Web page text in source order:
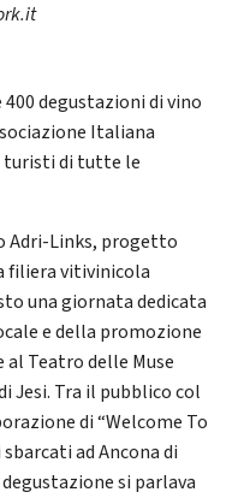
degustazioni di vino
Italiana
turisti di tutte le
Adri-Links, progetto
filiera vitivinicola
una giornata dedicata
e della promozione
Teatro delle Muse
Jesi. Tra il pubblico col
di “Welcome To
ad Ancona di
si parlava